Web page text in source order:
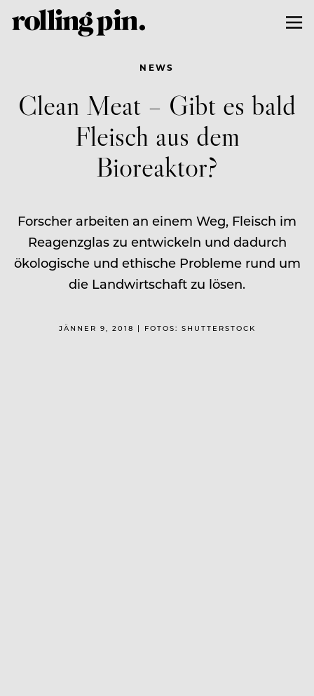
NEWS
Clean Meat – Gibt es bald
Fleisch aus dem
Bioreaktor?
Forscher arbeiten an einem Weg, Fleisch im
Reagenzglas zu entwickeln und dadurch
ökologische und ethische Probleme rund um
die Landwirtschaft zu lösen.
JÄNNER 9, 2018 | FOTOS: SHUTTERSTOCK